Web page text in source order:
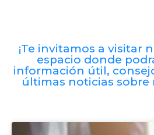
¡Te invitamos a visitar
espacio donde
información útil,
últimas noticias sobre